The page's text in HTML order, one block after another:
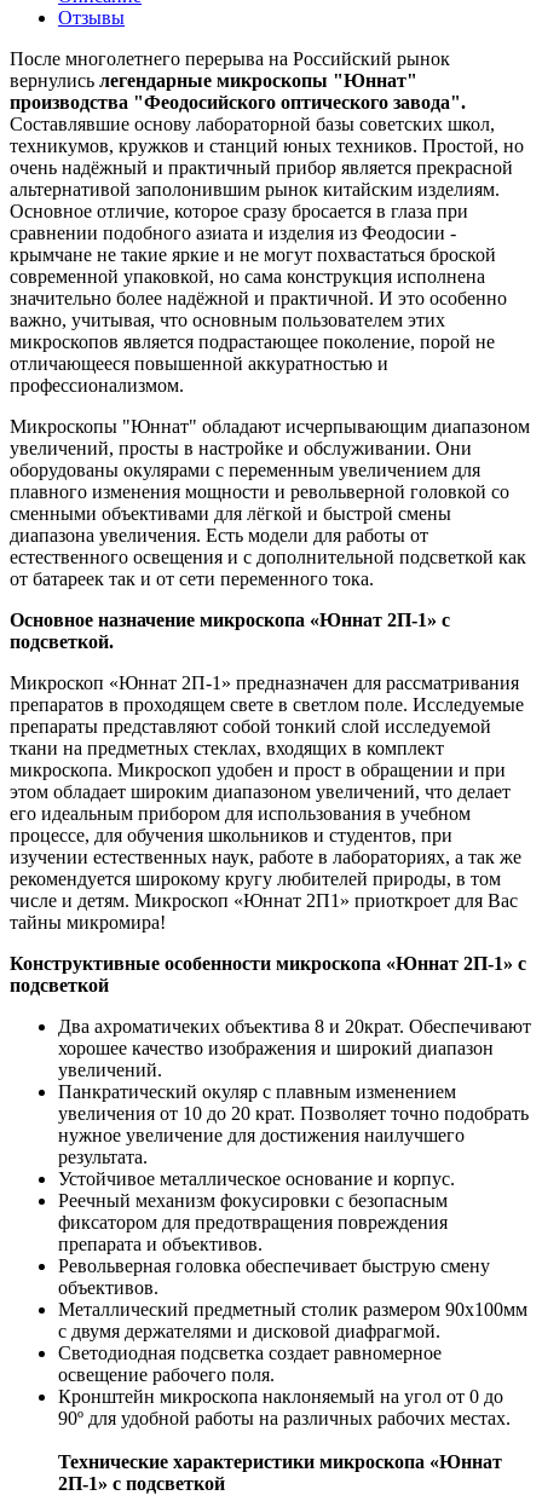
Отзывы
После многолетнего перерыва на Российский рынок
вернулись легендарные микроскопы "Юннат"
производства "Феодосийского оптического завода".
Составлявшие основу лабораторной базы советских школ,
техникумов, кружков и станций юных техников. Простой, но
очень надёжный и практичный прибор является прекрасной
альтернативой заполонившим рынок китайским изделиям.
Основное отличие, которое сразу бросается в глаза при
сравнении подобного азиата и изделия из Феодосии -
крымчане не такие яркие и не могут похвастаться броской
современной упаковкой, но сама конструкция исполнена
значительно более надёжной и практичной. И это особенно
важно, учитывая, что основным пользователем этих
микроскопов является подрастающее поколение, порой не
отличающееся повышенной аккуратностью и
профессионализмом.
Микроскопы "Юннат" обладают исчерпывающим диапазоном
увеличений, просты в настройке и обслуживании. Они
оборудованы окулярами с переменным увеличением для
плавного изменения мощности и револьверной головкой со
сменными объективами для лёгкой и быстрой смены
диапазона увеличения. Есть модели для работы от
естественного освещения и с дополнительной подсветкой как
от батареек так и от сети переменного тока.
Основное назначение микроскопа «Юннат 2П-1» с
подсветкой.
Микроскоп «Юннат 2П-1» предназначен для рассматривания
препаратов в проходящем свете в светлом поле. Исследуемые
препараты представляют собой тонкий слой исследуемой
ткани на предметных стеклах, входящих в комплект
микроскопа. Микроскоп удобен и прост в обращении и при
этом обладает широким диапазоном увеличений, что делает
его идеальным прибором для использования в учебном
процессе, для обучения школьников и студентов, при
изучении естественных наук, работе в лабораториях, а так же
рекомендуется широкому кругу любителей природы, в том
числе и детям. Микроскоп «Юннат 2П1» приоткроет для Вас
тайны микромира!
Конструктивные особенности микроскопа «Юннат 2П-1» с
подсветкой
Два ахроматичеких объектива 8 и 20крат. Обеспечивают
хорошее качество изображения и широкий диапазон
увеличений.
Панкратический окуляр с плавным изменением
увеличения от 10 до 20 крат. Позволяет точно подобрать
нужное увеличение для достижения наилучшего
результата.
Устойчивое металлическое основание и корпус.
Реечный механизм фокусировки с безопасным
фиксатором для предотвращения повреждения
препарата и объективов.
Револьверная головка обеспечивает быструю смену
объективов.
Металлический предметный столик размером 90х100мм
с двумя держателями и дисковой диафрагмой.
Светодиодная подсветка создает равномерное
освещение рабочего поля.
Кронштейн микроскопа наклоняемый на угол от 0 до
90º для удобной работы на различных рабочих местах.
Технические характеристики микроскопа «Юннат
2П-1» с подсветкой